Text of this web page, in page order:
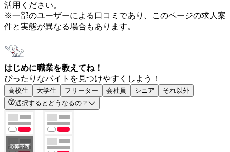
活用ください。
※一部のユーザーによる口コミであり、このページの求人案
件と実態が異なる場合もあります。
はじめに職業を教えてね！
ぴったりなバイトを見つけやすくしよう！
高校生 大学生 フリーター 会社員 シニア
それ以外
選択するとどうなるの？